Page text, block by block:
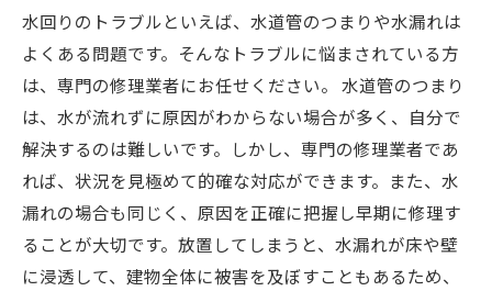
水回りのトラブルといえば、水道管のつまりや水漏れは
よくある問題です。そんなトラブルに悩まされている方
は、専門の修理業者にお任せください。 水道管のつまり
は、水が流れずに原因がわからない場合が多く、自分で
解決するのは難しいです。しかし、専門の修理業者であ
れば、状況を見極めて的確な対応ができます。また、水
漏れの場合も同じく、原因を正確に把握し早期に修理す
ることが大切です。放置してしまうと、水漏れが床や壁
に浸透して、建物全体に被害を及ぼすこともあるため、